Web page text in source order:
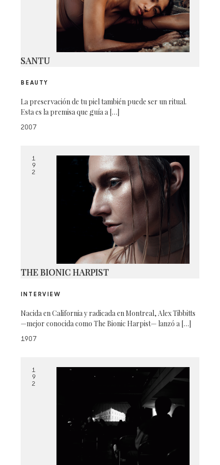
SANTU
BEAUTY
La preservación de tu piel también puede ser un ritual.
Esta es la premisa que guía a […]
2007
1
9
2
THE BIONIC HARPIST
INTERVIEW
Nacida en California y radicada en Montreal, Alex Tibbitts
—mejor conocida como The Bionic Harpist— lanzó a […]
1907
1
9
2